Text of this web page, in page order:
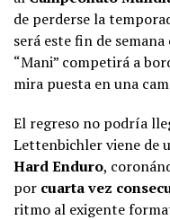
de perderse la
será este fin de semana
“Mani” competirá a
mira puesta en una
El regreso no podría
Lettenbichler viene de
Hard Enduro,
por cuarta vez
ritmo al exigente